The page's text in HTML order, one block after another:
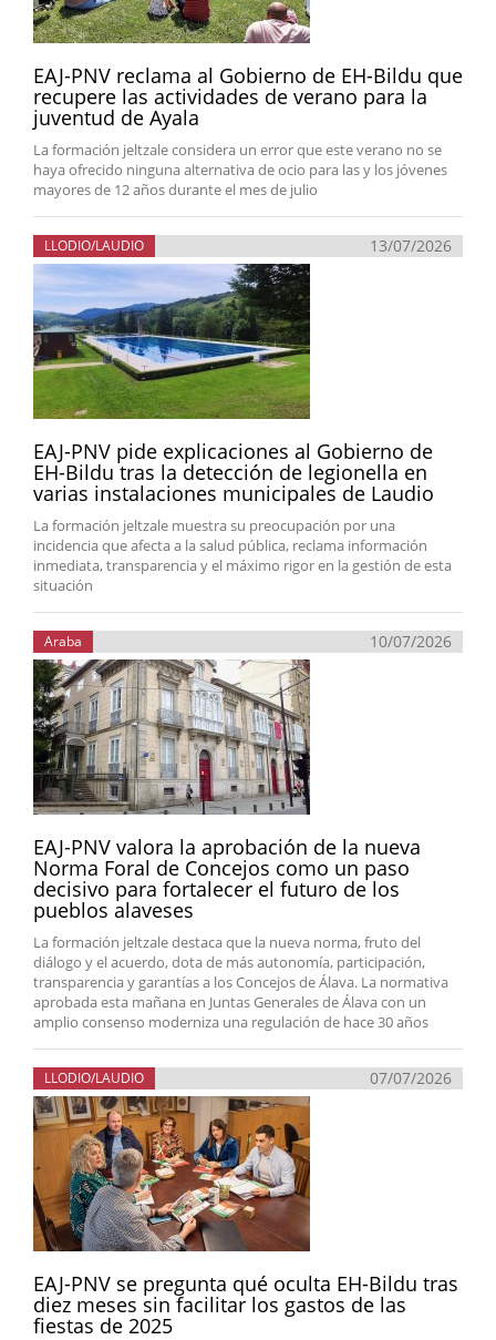
EAJ-PNV reclama al Gobierno de EH-Bildu que
recupere las actividades de verano para la
juventud de Ayala
La formación jeltzale considera un error que este verano no se
haya ofrecido ninguna alternativa de ocio para las y los jóvenes
mayores de 12 años durante el mes de julio
LLODIO/LAUDIO 13/07/2026
EAJ-PNV pide explicaciones al Gobierno de
EH-Bildu tras la detección de legionella en
varias instalaciones municipales de Laudio
La formación jeltzale muestra su preocupación por una
incidencia que afecta a la salud pública, reclama información
inmediata, transparencia y el máximo rigor en la gestión de esta
situación
Araba 10/07/2026
EAJ-PNV valora la aprobación de la nueva
Norma Foral de Concejos como un paso
decisivo para fortalecer el futuro de los
pueblos alaveses
La formación jeltzale destaca que la nueva norma, fruto del
diálogo y el acuerdo, dota de más autonomía, participación,
transparencia y garantías a los Concejos de Álava. La normativa
aprobada esta mañana en Juntas Generales de Álava con un
amplio consenso moderniza una regulación de hace 30 años
LLODIO/LAUDIO 07/07/2026
EAJ-PNV se pregunta qué oculta EH-Bildu tras
diez meses sin facilitar los gastos de las
fiestas de 2025